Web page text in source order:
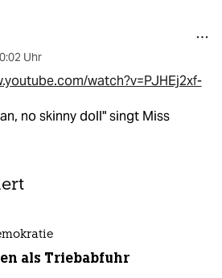
Uhr
watch?v=PJHEj2xf-
no skinny doll" singt Miss
als Triebabfuhr